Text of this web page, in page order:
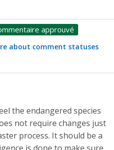
approuvé
about comment statuses
the endangered species
not require changes just
process. It should be a